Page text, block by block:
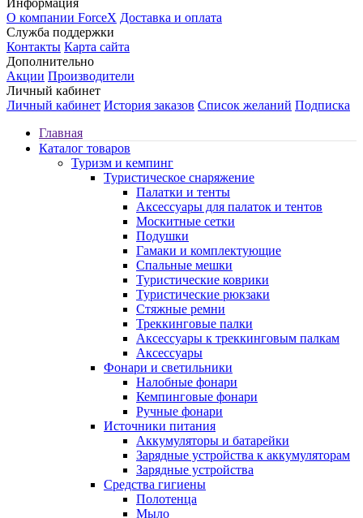
О компании ForceX Доставка и оплата
Служба поддержки
Контакты Карта сайта
Дополнительно
Акции Производители
Личный кабинет
Личный кабинет История заказов Список желаний Подписка
Главная
Каталог товаров
Туризм и кемпинг
Туристическое снаряжение
Палатки и тенты
Аксессуары для палаток и тентов
Москитные сетки
Подушки
Гамаки и комплектующие
Спальные мешки
Туристические коврики
Туристические рюкзаки
Стяжные ремни
Треккинговые палки
Аксессуары к треккинговым палкам
Аксессуары
Фонари и светильники
Налобные фонари
Кемпинговые фонари
Ручные фонари
Источники питания
Аккумуляторы и батарейки
Зарядные устройства к аккумуляторам
Зарядные устройства
Средства гигиены
Полотенца
Мыло